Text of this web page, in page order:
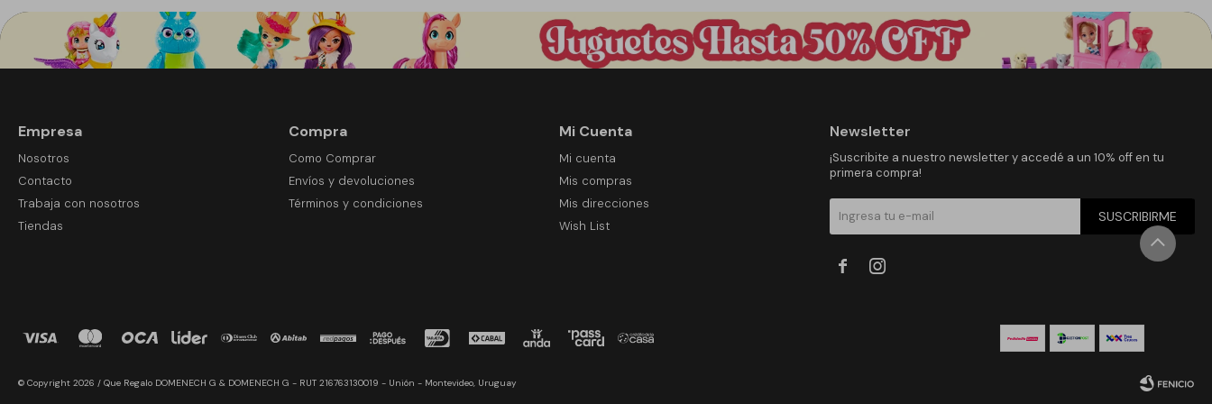
Empresa
Nosotros
Contacto
Trabaja con nosotros
Tiendas
Compra
Como Comprar
Envíos y devoluciones
Términos y condiciones
Mi Cuenta
Mi cuenta
Mis compras
Mis direcciones
Wish List
Newsletter
¡Suscribite a nuestro newsletter y accedé a un 10% off en tu
primera compra!
SUSCRIBIRME
 
© Copyright 2026 / Que Regalo DOMENECH G & DOMENECH G - RUT 216763130019 - Unión - Montevideo, Uruguay